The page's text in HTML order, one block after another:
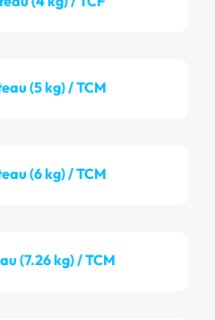
(5 kg) / TCM
(6 kg) / TCM
(7.26 kg) / TCM